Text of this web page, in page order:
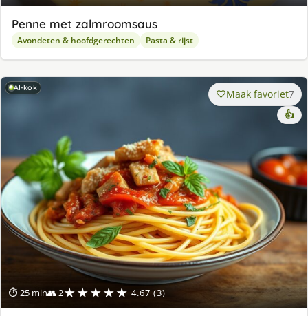
Penne met zalmroomsaus
Avondeten & hoofdgerechten Pasta & rijst
AI-kok
⏱ 25 min👥 2★★★★★ 4.67 (3)
Maak favoriet7
👍